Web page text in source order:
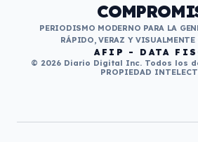
PERIODISMO MODERNO PARA LA
RÁPIDO, VERAZ Y VISUALMENTE
AFIP - DATA
© 2026 Diario Digital Inc. Todos los
PROPIEDAD